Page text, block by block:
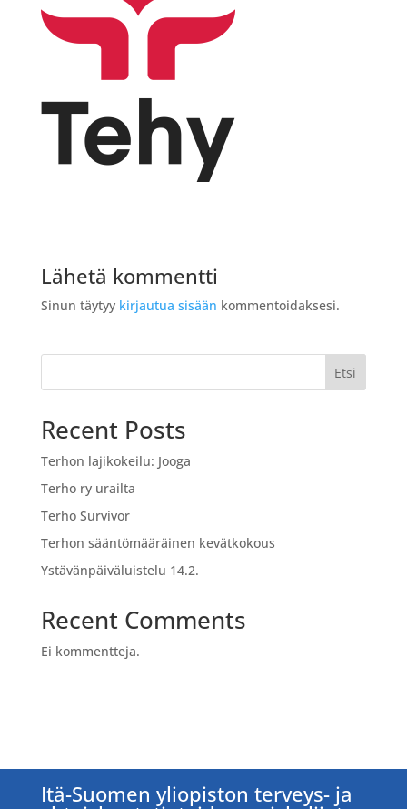
Lähetä kommentti
Sinun täytyy kirjautua sisään kommentoidaksesi.
Etsi
Recent Posts
Terhon lajikokeilu: Jooga
Terho ry urailta
Terho Survivor
Terhon sääntömääräinen kevätkokous
Ystävänpäiväluistelu 14.2.
Recent Comments
Ei kommentteja.
Itä-Suomen yliopiston terveys- ja